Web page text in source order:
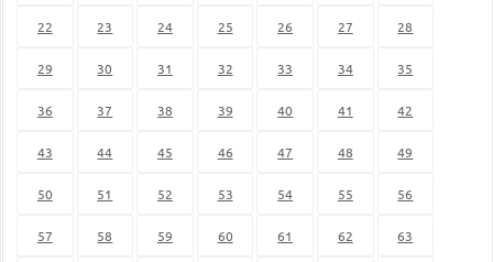
22 23 24 25 26 27 28
29 30 31 32 33 34 35
36 37 38 39 40 41 42
43 44 45 46 47 48 49
50 51 52 53 54 55 56
57 58 59 60 61 62 63